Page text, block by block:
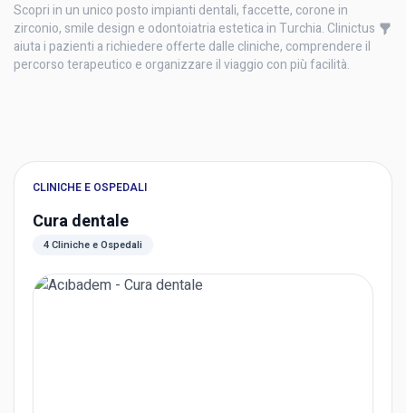
Scopri in un unico posto impianti dentali, faccette, corone in
zirconio, smile design e odontoiatria estetica in Turchia. Clinictus
aiuta i pazienti a richiedere offerte dalle cliniche, comprendere il
percorso terapeutico e organizzare il viaggio con più facilità.
CLINICHE E OSPEDALI
Cura dentale
4 Cliniche e Ospedali